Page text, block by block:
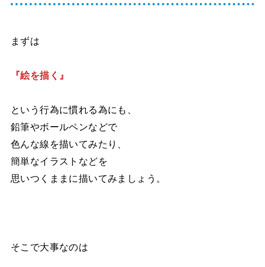
まずは
『絵を描く』
という行為に慣れる為にも、
鉛筆やボールペンなどで
色んな線を描いてみたり、
簡単なイラストなどを
思いつくままに描いてみましょう。
そこで大事なのは